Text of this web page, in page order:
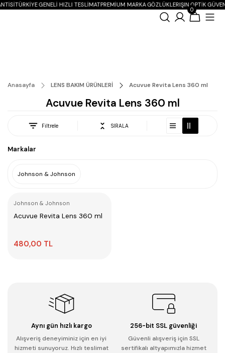
TÜRKIYE GENELI HIZLI TESLIMATPREMIUM MARKA GÖZLÜKLERIŞIN OPTIK
0
Anasayfa LENS BAKIM ÜRÜNLERİ Acuvue Revita Lens 360 ml
Acuvue Revita Lens 360 ml
Filtrele SIRALA
Markalar
Johnson & Johnson
Johnson & Johnson
Acuvue Revita Lens 360 ml
480,00 TL
Aynı gün hızlı kargo
Alışveriş deneyiminiz için en iyi
hizmeti sunuyoruz. Hızlı teslimat
256-bit SSL güvenliği
Güvenli alışveriş için SSL
sertifikalı altyapımızla hizmet